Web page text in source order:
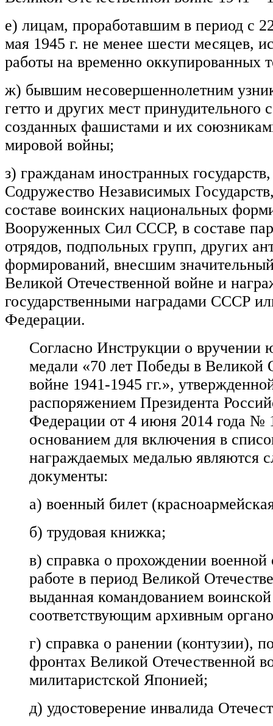
е) лицам, проработавшим в период с
мая 1945 г. не менее шести месяцев,
работы на временно оккупированных
ж) бывшим несовершеннолетним
гетто и других мест принудительного
созданных фашистами и их
мировой войны;
з) гражданам иностранных
Содружество Независимых
составе воинских национальных
Вооруженных Сил СССР, в составе
отрядов, подпольных групп, других
формирований, внесшим
Великой Отечественной войне и
государственными наградами СССР
Федерации.
Согласно Инструкции о вручении
медали «70 лет Победы в Великой
войне 1941-1945 гг.»,
распоряжением Президента
Федерации от 4 июня 2014 года №
основанием для включения в
награждаемых медалью являются
документы:
а) военный билет
б) трудовая книжка;
в) справка о прохождении
работе в период Великой
выданная командованием
соответствующим архивным
г) справка о ранении (контузии),
фронтах Великой Отечественной
милитаристской Японией;
д) удостоверение инвалида